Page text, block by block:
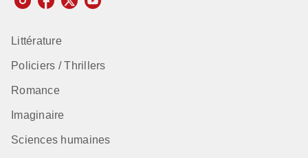
Littérature
Policiers / Thrillers
Romance
Imaginaire
Sciences humaines